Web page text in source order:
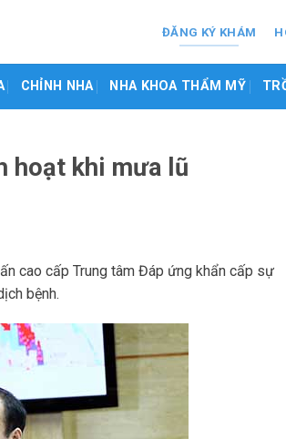
ĐĂNG KÝ KHÁM
CHỈNH NHA NHA KHOA THẨM MỸ
hoạt khi mưa lũ
cao cấp Trung tâm Đáp ứng khẩn cấp sự
bệnh.